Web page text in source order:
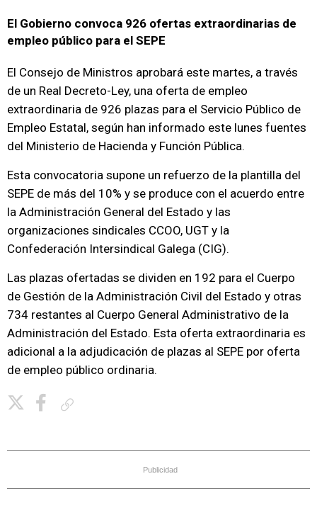
El Gobierno convoca 926 ofertas extraordinarias de
empleo público para el SEPE
El Consejo de Ministros aprobará este martes, a través
de un Real Decreto-Ley, una oferta de empleo
extraordinaria de 926 plazas para el Servicio Público de
Empleo Estatal, según han informado este lunes fuentes
del Ministerio de Hacienda y Función Pública.
Esta convocatoria supone un refuerzo de la plantilla del
SEPE de más del 10% y se produce con el acuerdo entre
la Administración General del Estado y las
organizaciones sindicales CCOO, UGT y la
Confederación Intersindical Galega (CIG).
Las plazas ofertadas se dividen en 192 para el Cuerpo
de Gestión de la Administración Civil del Estado y otras
734 restantes al Cuerpo General Administrativo de la
Administración del Estado. Esta oferta extraordinaria es
adicional a la adjudicación de plazas al SEPE por oferta
de empleo público ordinaria.
Publicidad